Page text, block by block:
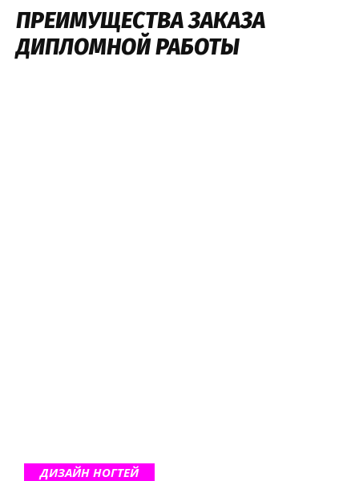
ПРЕИМУЩЕСТВА ЗАКАЗА
ДИПЛОМНОЙ РАБОТЫ
ДИЗАЙН НОГТЕЙ